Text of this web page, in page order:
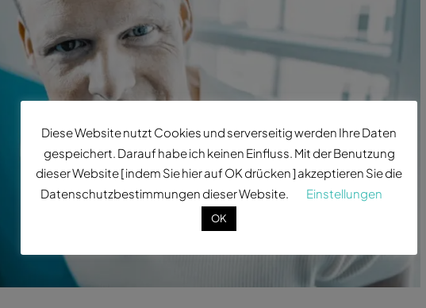
Diese Website nutzt Cookies und serverseitig werden Ihre Daten
gespeichert. Darauf habe ich keinen Einfluss. Mit der Benutzung
dieser Website [ indem Sie hier auf OK drücken ] akzeptieren Sie die
Datenschutzbestimmungen dieser Website.
Einstellungen
OK